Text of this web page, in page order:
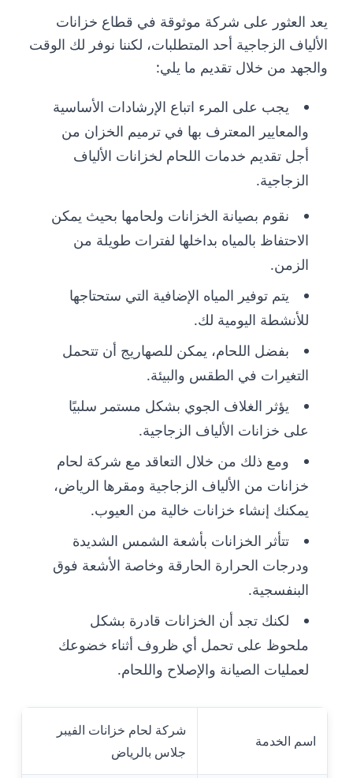
يعد العثور على شركة موثوقة في قطاع خزانات
الألياف الزجاجية أحد المتطلبات، لكننا نوفر لك الوقت
والجهد من خلال تقديم ما يلي:
يجب على المرء اتباع الإرشادات الأساسية
والمعايير المعترف بها في ترميم الخزان من
أجل تقديم خدمات اللحام لخزانات الألياف
الزجاجية.
نقوم بصيانة الخزانات ولحامها بحيث يمكن
الاحتفاظ بالمياه بداخلها لفترات طويلة من
الزمن.
يتم توفير المياه الإضافية التي ستحتاجها
للأنشطة اليومية لك.
بفضل اللحام، يمكن للصهاريج أن تتحمل
التغيرات في الطقس والبيئة.
يؤثر الغلاف الجوي بشكل مستمر سلبيًا
على خزانات الألياف الزجاجية.
ومع ذلك من خلال التعاقد مع شركة لحام
خزانات من الألياف الزجاجية ومقرها الرياض،
يمكنك إنشاء خزانات خالية من العيوب.
تتأثر الخزانات بأشعة الشمس الشديدة
ودرجات الحرارة الحارقة وخاصة الأشعة فوق
البنفسجية.
لكنك تجد أن الخزانات قادرة بشكل
ملحوظ على تحمل أي ظروف أثناء خضوعك
لعمليات الصيانة والإصلاح واللحام.
اسم الخدمة
شركة لحام خزانات الفيبر
جلاس بالرياض